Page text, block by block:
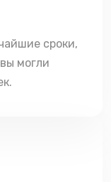
сроки,
могли